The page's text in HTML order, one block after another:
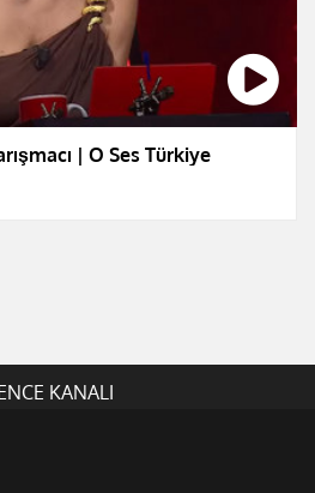
| O Ses Türkiye
KANALI